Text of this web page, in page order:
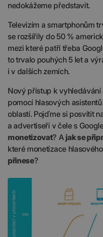
nedokážeme představit.
Televizím a smartphonům
se rozšířily do 50 %
mezi které patří třeba
to trvalo pouhých 5 let a
i v dalších zemích.
Nový přístup k vyhledávání
pomocí hlasových
oblastí. Pojďme si posvítit
a advertiseři v čele s
monetizovat? A jak se
které monetizace
přinese?